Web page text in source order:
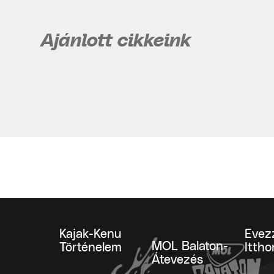
Ajánlott cikkeink
Kajak-Kenu
Történelem
MOL Balaton-
Átevezés